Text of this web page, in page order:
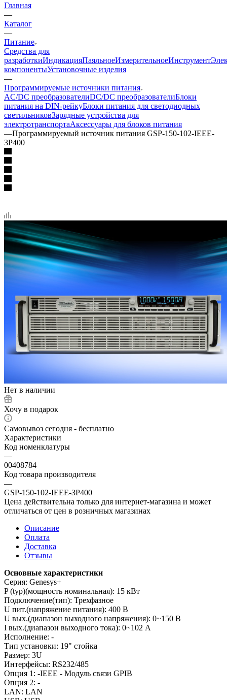
Главная
—
Каталог
—
Питание
Средства для
разработкиИндикацияПаяльноеИзмерительноеИнструмент
компонентыУстановочные изделия
—
Программируемые источники питания
AC/DC преобразователиDC/DC преобразователиБлоки
питания на DIN-рейкуБлоки питания для светодиодных
светильниковЗарядные устройства для
электротранспортаАксессуары для блоков питания
—Программируемый источник питания GSP-150-102-IEEE-
3P400
Нет в наличии
Хочу в подарок
Самовывоз сегодня - бесплатно
Характеристики
Код номенклатуры
—
00408784
Код товара производителя
—
GSP-150-102-IEEE-3P400
Цена действительна только для интернет-магазина и может
отличаться от цен в розничных магазинах
Описание
Оплата
Доставка
Отзывы
Основные характеристики
Серия: Genesys+
P (typ)(мощность номинальная): 15 кВт
Подключение(тип): Трехфазное
U пит.(напряжение питания): 400 В
U вых.(диапазон выходного напряжения): 0~150 В
I вых.(диапазон выходного тока): 0~102 А
Исполнение: -
Тип установки: 19" стойка
Размер: 3U
Интерфейсы: RS232/485
Опция 1: -IEEE - Модуль связи GPIB
Опция 2: -
LAN: LAN